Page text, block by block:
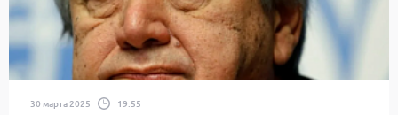
30 марта 2025 19:55